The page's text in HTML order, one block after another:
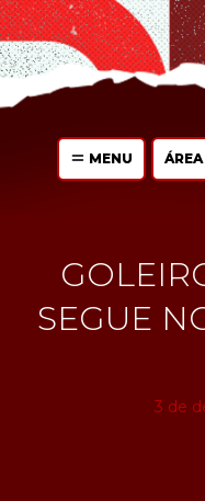
MENU
SEGUE
3 de